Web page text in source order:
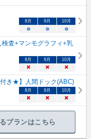
8月 9月 10月
○ ○ ○
検査+マンモグラフィ+乳
8月 9月 10月
× × ×
き★】人間ドック(ABC)
8月 9月 10月
× × ×
プランはこちら